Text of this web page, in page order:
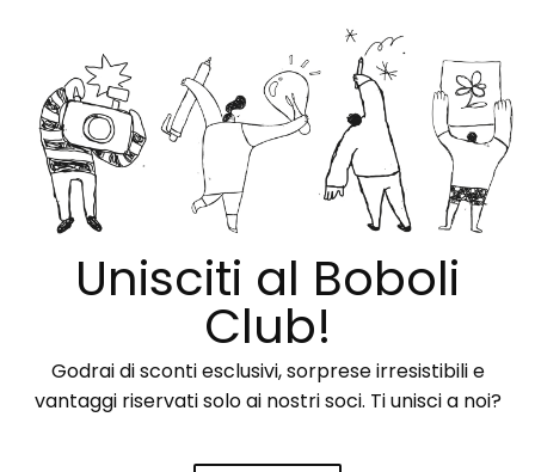
Unisciti al Boboli
Club!
Godrai di sconti esclusivi, sorprese irresistibili e
vantaggi riservati solo ai nostri soci. Ti unisci a noi?